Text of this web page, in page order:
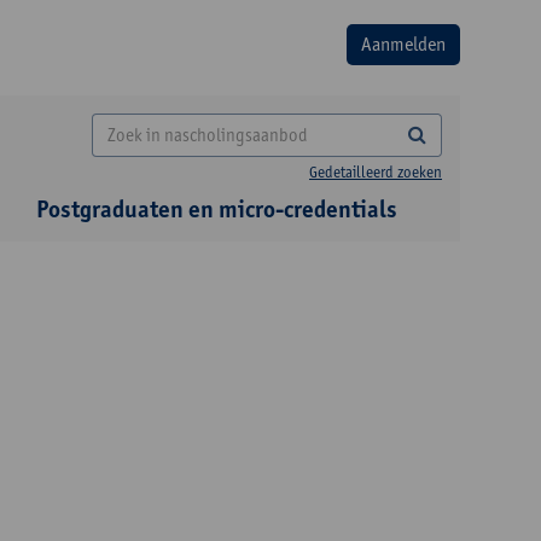
Gedetailleerd zoeken
Postgraduaten en micro-credentials